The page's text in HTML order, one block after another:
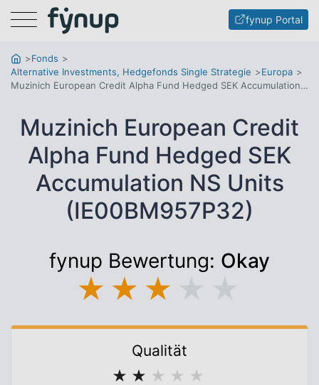
Menu fynup Portal
Fonds
Alternative Investments, Hedgefonds Single Strategie
Europa
Muzinich European Credit Alpha Fund Hedged SEK Accumulation NS Units
Muzinich European Credit
Alpha Fund Hedged SEK
Accumulation NS Units
(IE00BM957P32)
fynup Bewertung: Okay
★ ★ ★
Qualität
★ ★ ★ ★ ★